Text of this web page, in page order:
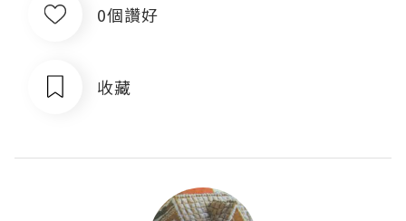
0個讚好
收藏